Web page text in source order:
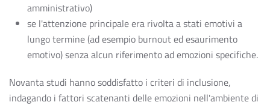
amministrativo)
se l'attenzione principale era rivolta a stati emotivi a
lungo termine (ad esempio burnout ed esaurimento
emotivo) senza alcun riferimento ad emozioni specifiche.
Novanta studi hanno soddisfatto i criteri di inclusione,
indagando i fattori scatenanti delle emozioni nell'ambiente di